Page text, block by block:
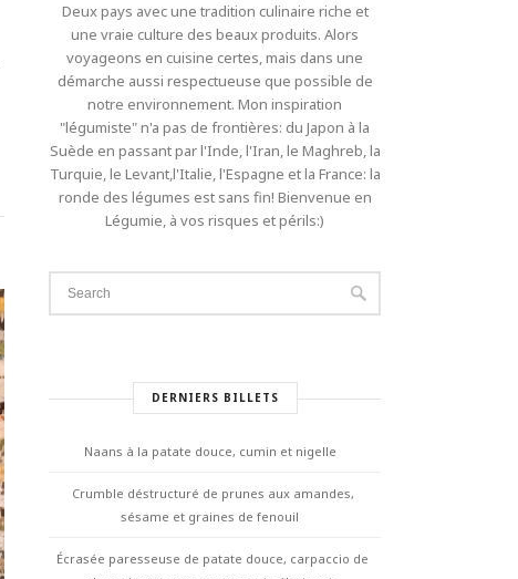
Deux pays avec une tradition culinaire riche et
une vraie culture des beaux produits. Alors
voyageons en cuisine certes, mais dans une
démarche aussi respectueuse que possible de
notre environnement. Mon inspiration
"légumiste" n'a pas de frontières: du Japon à la
Suède en passant par l'Inde, l'Iran, le Maghreb, la
Turquie, le Levant,l'Italie, l'Espagne et la France: la
ronde des légumes est sans fin! Bienvenue en
Légumie, à vos risques et périls:)
DERNIERS BILLETS
Naans à la patate douce, cumin et nigelle
Crumble déstructuré de prunes aux amandes,
sésame et graines de fenouil
Écrasée paresseuse de patate douce, carpaccio de